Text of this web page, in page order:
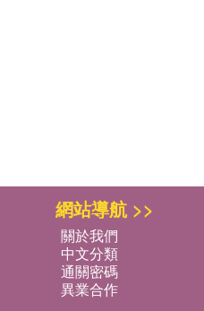
網站導航 >>
關於我們
中文分類
通關密碼
異業合作